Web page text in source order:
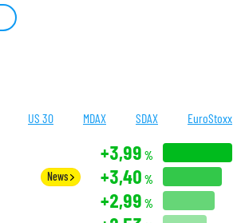
US 30 MDAX SDAX EuroStoxx
+3,99 %
News +3,40 %
+2,99 %